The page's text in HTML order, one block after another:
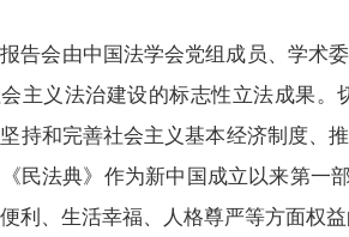
报告会由中国法学会党组成员、学术
主义法治建设的标志性立法成果
持和完善社会主义基本经济制度、
民法典》作为新中国成立以来第一
利、生活幸福、人格尊严等方面权